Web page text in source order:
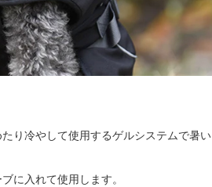
り冷やして使用するゲルシステムで暑い
に入れて使用します。